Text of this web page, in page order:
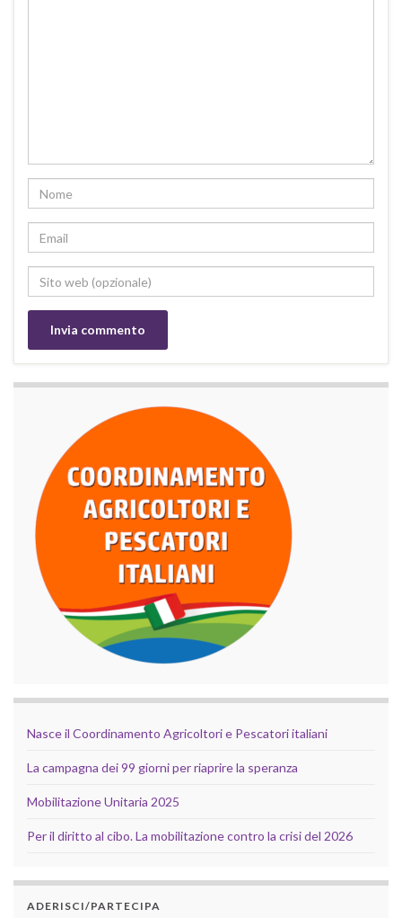
Nasce il Coordinamento Agricoltori e Pescatori italiani
La campagna dei 99 giorni per riaprire la speranza
Mobilitazione Unitaria 2025
Per il diritto al cibo. La mobilitazione contro la crisi del 2026
ADERISCI/PARTECIPA